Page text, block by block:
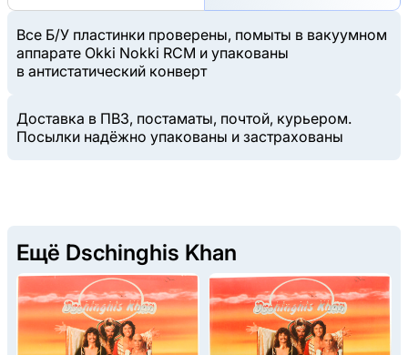
Все Б/У пластинки проверены, помыты в вакуумном
аппарате Okki Nokki RCM и упакованы
в антистатический конверт
Доставка в ПВЗ, постаматы, почтой, курьером.
Посылки надёжно упакованы и застрахованы
Ещё Dschinghis Khan